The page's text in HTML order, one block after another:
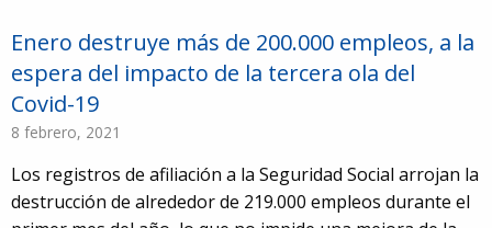
Enero destruye más de 200.000 empleos, a la
espera del impacto de la tercera ola del
Covid-19
8 febrero, 2021
Los registros de afiliación a la Seguridad Social arrojan la
destrucción de alrededor de 219.000 empleos durante el